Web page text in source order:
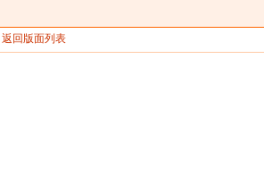
返回版面列表